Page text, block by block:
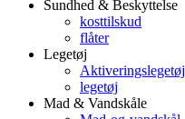
Sundhed & Beskyttelse
kosttilskud
flåter
Legetøj
Aktiveringslegetøj
legetøj
Mad & Vandskåle